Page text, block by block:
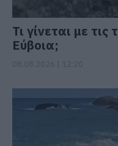
Τι γίνεται με
Εύβοια;